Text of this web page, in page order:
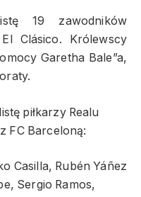
19 zawodników
Clásico. Królewscy
Garetha Bale”a,
piłkarzy Realu
FC Barceloną:
Casilla, Rubén Yáñez
Sergio Ramos,